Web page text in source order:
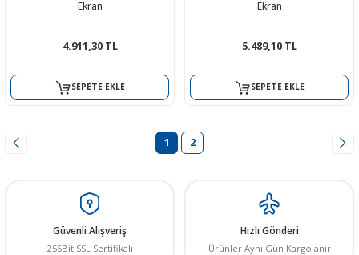
Ekran
4.911,30 TL
SEPETE EKLE
Ekran
5.489,10 TL
SEPETE EKLE
1 2
Güvenli Alışveriş
256Bit SSL Sertifikalı
Hızlı Gönderi
Ürünler Aynı Gün Kargolanır